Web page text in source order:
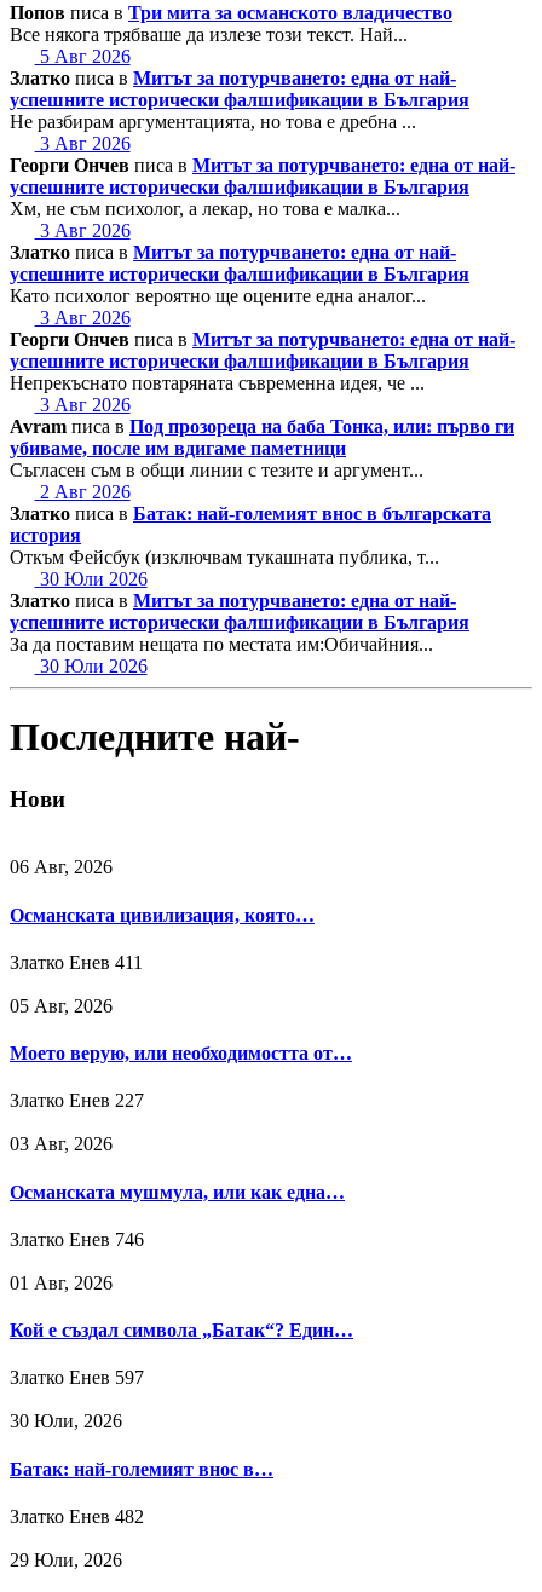
Попов писа в Три мита за османското владичество
Все някога трябваше да излезе този текст. Най...
5 Авг 2026
Златко писа в Митът за потурчването: една от най-
успешните исторически фалшификации в България
Не разбирам аргументацията, но това е дребна ...
3 Авг 2026
Георги Ончев писа в Митът за потурчването: една от най-
успешните исторически фалшификации в България
Хм, не съм психолог, а лекар, но това е малка...
3 Авг 2026
Златко писа в Митът за потурчването: една от най-
успешните исторически фалшификации в България
Като психолог вероятно ще оцените една аналог...
3 Авг 2026
Георги Ончев писа в Митът за потурчването: една от най-
успешните исторически фалшификации в България
Непрекъснато повтаряната съвременна идея, че ...
3 Авг 2026
Avram писа в Под прозореца на баба Тонка, или: първо ги
убиваме, после им вдигаме паметници
Съгласен съм в общи линии с тезите и аргумент...
2 Авг 2026
Златко писа в Батак: най-големият внос в българската
история
Откъм Фейсбук (изключвам тукашната публика, т...
30 Юли 2026
Златко писа в Митът за потурчването: една от най-
успешните исторически фалшификации в България
За да поставим нещата по местата им:Обичайния...
30 Юли 2026
Последните най-
Нови
06 Авг, 2026
Османската цивилизация, която…
Златко Енев 411
05 Авг, 2026
Моето верую, или необходимостта от…
Златко Енев 227
03 Авг, 2026
Османската мушмула, или как една…
Златко Енев 746
01 Авг, 2026
Кой е създал символа „Батак“? Един…
Златко Енев 597
30 Юли, 2026
Батак: най-големият внос в…
Златко Енев 482
29 Юли, 2026